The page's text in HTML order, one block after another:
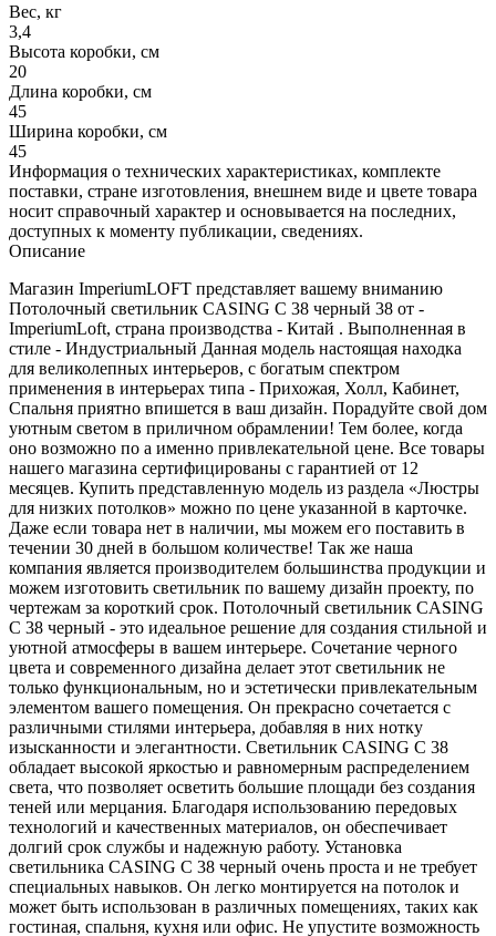
Вес, кг
3,4
Высота коробки, см
20
Длина коробки, см
45
Ширина коробки, см
45
Информация о технических характеристиках, комплекте
поставки, стране изготовления, внешнем виде и цвете товара
носит справочный характер и основывается на последних,
доступных к моменту публикации, сведениях.
Описание
Магазин ImperiumLOFT представляет вашему вниманию
Потолочный светильник CASING C 38 черный 38 от -
ImperiumLoft, страна производства - Китай . Выполненная в
стиле - Индустриальный Данная модель настоящая находка
для великолепных интерьеров, с богатым спектром
применения в интерьерах типа - Прихожая, Холл, Кабинет,
Спальня приятно впишется в ваш дизайн. Порадуйте свой дом
уютным светом в приличном обрамлении! Тем более, когда
оно возможно по а именно привлекательной цене. Все товары
нашего магазина сертифицированы с гарантией от 12
месяцев. Купить представленную модель из раздела «Люстры
для низких потолков» можно по цене указанной в карточке.
Даже если товара нет в наличии, мы можем его поставить в
течении 30 дней в большом количестве! Так же наша
компания является производителем большинства продукции и
можем изготовить светильник по вашему дизайн проекту, по
чертежам за короткий срок. Потолочный светильник CASING
C 38 черный - это идеальное решение для создания стильной и
уютной атмосферы в вашем интерьере. Сочетание черного
цвета и современного дизайна делает этот светильник не
только функциональным, но и эстетически привлекательным
элементом вашего помещения. Он прекрасно сочетается с
различными стилями интерьера, добавляя в них нотку
изысканности и элегантности. Светильник CASING C 38
обладает высокой яркостью и равномерным распределением
света, что позволяет осветить большие площади без создания
теней или мерцания. Благодаря использованию передовых
технологий и качественных материалов, он обеспечивает
долгий срок службы и надежную работу. Установка
светильника CASING C 38 черный очень проста и не требует
специальных навыков. Он легко монтируется на потолок и
может быть использован в различных помещениях, таких как
гостиная, спальня, кухня или офис. Не упустите возможность